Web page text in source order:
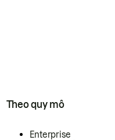
Theo quy mô
Enterprise